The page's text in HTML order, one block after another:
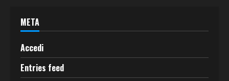
META
Accedi
Entries feed